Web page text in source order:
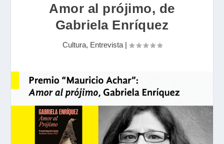
Amor al prójimo, de
Gabriela Enríquez
Cultura, Entrevista|